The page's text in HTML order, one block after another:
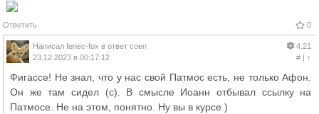
Ответить 0
Написал fenec-fox в ответ coen
23.12.2023 в 00:17:12
4.21
#| ↑
Фигассе! Не знал, что у нас свой Патмос есть, не только Афон.
Он же там сидел (с). В смысле Иоанн отбывал ссылку на
Патмосе. Не на этом, понятно. Ну вы в курсе )